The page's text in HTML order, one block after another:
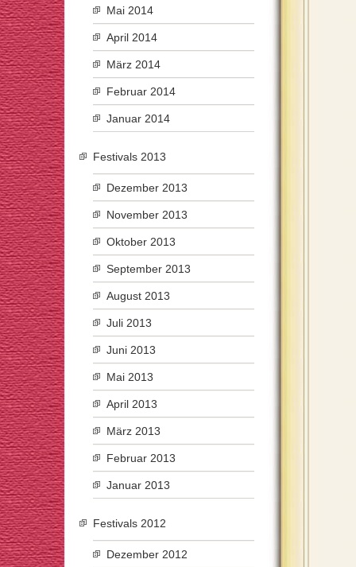
Mai 2014
April 2014
März 2014
Februar 2014
Januar 2014
Festivals 2013
Dezember 2013
November 2013
Oktober 2013
September 2013
August 2013
Juli 2013
Juni 2013
Mai 2013
April 2013
März 2013
Februar 2013
Januar 2013
Festivals 2012
Dezember 2012